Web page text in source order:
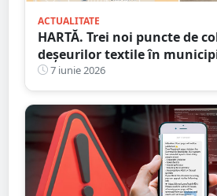
ACTUALITATE
HARTĂ. Trei noi puncte de
deșeurilor textile în
7 iunie 2026